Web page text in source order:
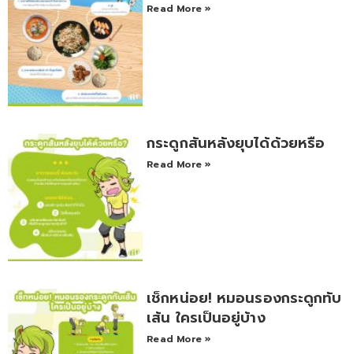
Read More »
กระดูกสันหลังยุบได้ด้วยหรือ
Read More »
เช็กหน่อย! หมอนรองกระดูกทับ
เส้น ใครเป็นอยู่บ้าง
Read More »